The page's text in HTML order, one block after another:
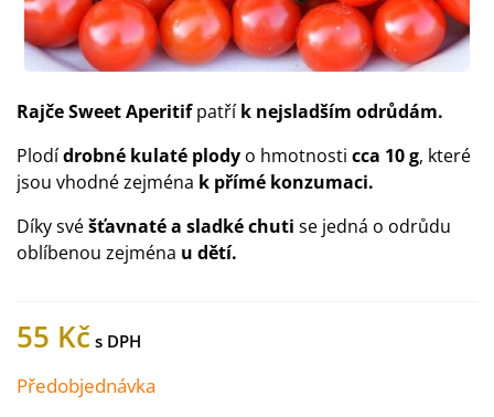
Rajče Sweet Aperitifpatřík nejsladším odrůdám.
Plodídrobné kulaté plody o hmotnosti cca 10 g, které
jsou vhodné zejména k přímé konzumaci.
Díky svéšťavnaté a sladké chuti se jedná o odrůdu
oblíbenou zejména u dětí.
55 Kč
Předobjednávka